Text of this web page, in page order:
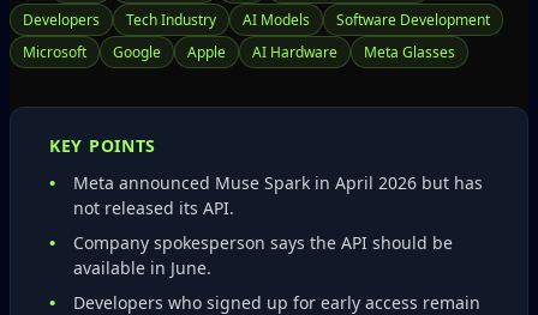
Developers
Tech Industry AI Models
Software Development
Microsoft
Google Apple AI Hardware Meta Glasses
KEY POINTS
Meta announced Muse Spark in April 2026 but has
not released its API.
Company spokesperson says the API should be
available in June.
Developers who signed up for early access remain